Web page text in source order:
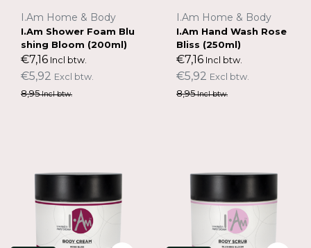
I.Am Home & Body
I.Am Shower Foam Blu
shing Bloom (200ml)
€7,16 Incl btw.
€5,92 Excl btw.
8,95Incl btw.
I.Am Home & Body
I.Am Hand Wash Rose
Bliss (250ml)
€7,16 Incl btw.
€5,92 Excl btw.
8,95Incl btw.